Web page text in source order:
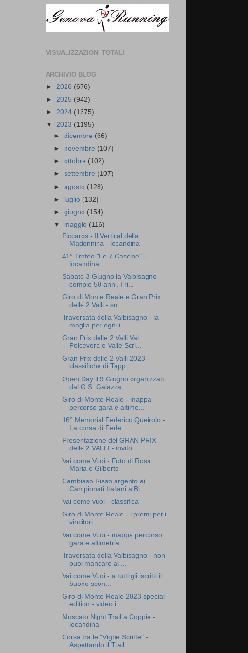
VISUALIZZAZIONI TOTALI
ARCHIVIO BLOG
► 2026 (676)
► 2025 (942)
► 2024 (1375)
▼ 2023 (1195)
►dicembre (66)
► novembre (107)
►ottobre (102)
►settembre (107)
►agosto (128)
► luglio (132)
►giugno (154)
▼ maggio (116)
Piccaros - Il Vertical della
Madonnina - locandina
41° Trofeo "Le 7 Cascine" -
locandina
Sabato 3 Giugno la Valbisagno
compie 50 anni. I ri...
Giro di Monte Reale e Gran Prix
delle 2 Valli - su...
Traversata della Valbisagno - la
maglia per ogni i...
Gran Prix delle 2 Valli Val
Polcevera e Valle Scri...
Gran Prix delle 2 Valli 2023 -
classifiche di Tapp...
Open Day il 9 Giugno organizzato
dal G.S. Gaiazza ...
Giro di Monte Reale - mappa
percorso gara e altime...
16° Memorial Federico Queirolo -
La corsa di Fede ...
Presentazione del GRAN PRIX
delle 2 VALLI - invito...
Vai come Vuoi - Foto di Rosa
Maria e Gilberto
Cambiaso Risso argento ai
Campionati Italiani a Bi...
Vai come vuoi - classifica
Giro di Monte Reale - i premi per i
vincitori
Vai come Vuoi - mappa percorso
gara e altimetria
Traversata della Valbisagno - non
puoi mancare al ...
Vai come Vuoi - a tutti gli iscritti il
buono scon...
Giro di Monte Reale 2023 special
edition - video i...
Moscato Night Trail a Coppie -
locandina
Corsa tra le "Vigne Scritte" -
Aspettando il Trail...